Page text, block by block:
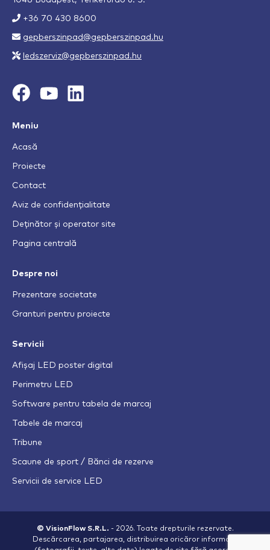
+36 70 430 8600
gepberszinpad@gepberszinpad.hu
ledszerviz@gepberszinpad.hu
Meniu
Acasă
Proiecte
Contact
Aviz de confidențialitate
Deținător și operator site
Pagina centrală
Despre noi
Prezentare societate
Granturi pentru proiecte
Servicii
Afișaj LED poster digital
Perimetru LED
Software pentru tabela de marcaj
Tabele de marcaj
Tribune
Scaune de sport / Bănci de rezerve
Servicii de service LED
© VisionFlow S.R.L. - 2026. Toate drepturile rezervate.
Descărcarea, partajarea, distribuirea oricăror informații